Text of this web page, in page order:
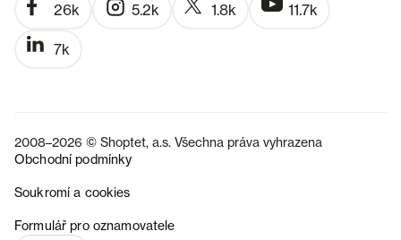
26k 5.2k 1.8k 11.7k
7k
2008–2026 © Shoptet, a.s. Všechna práva vyhrazena
Obchodní podmínky
Soukromí a cookies
Formulář pro oznamovatele